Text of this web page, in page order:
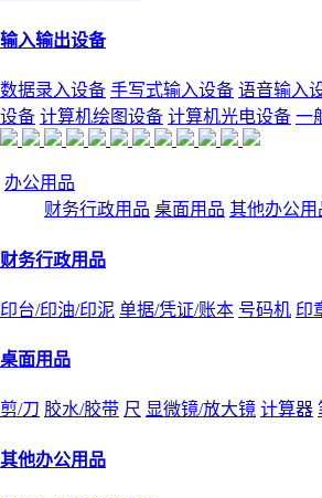
输入输出设备
数据录入设备 手写式输入设备 语音输入
设备 计算机绘图设备 计算机光电设备 一
办公用品
财务行政用品 桌面用品 其他办公用
财务行政用品
印台/印油/印泥 单据/凭证/账本 号码机 印
桌面用品
剪/刀 胶水/胶带 尺 显微镜/放大镜 计算器
其他办公用品